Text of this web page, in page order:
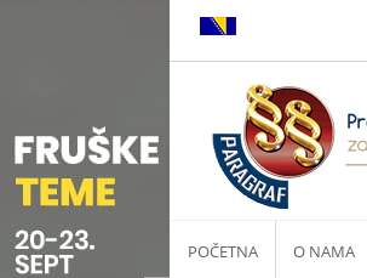
POČETNA O NAMA